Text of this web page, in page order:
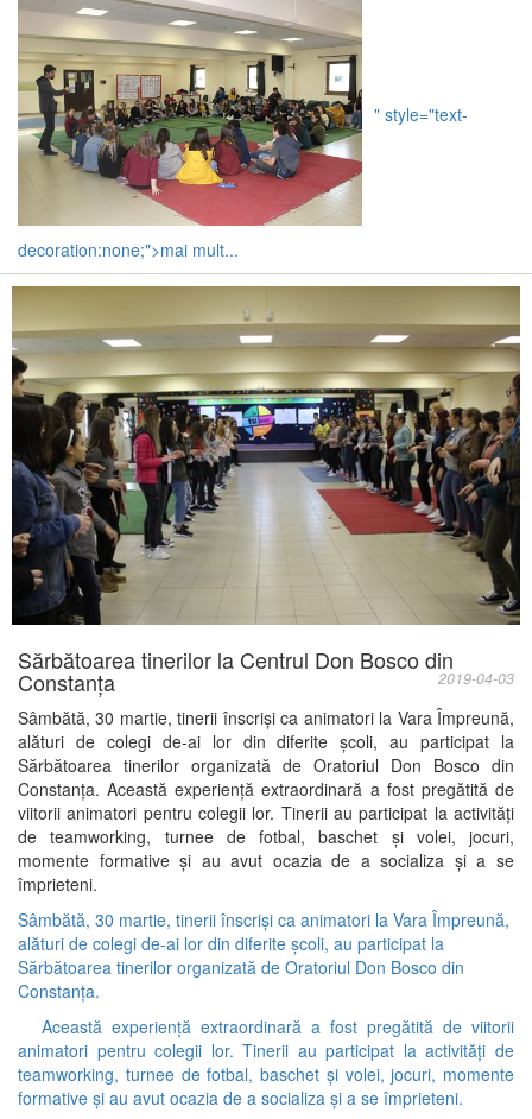
" style="text-
decoration:none;">mai mult...
Sărbătoarea tinerilor la Centrul Don Bosco din
Constanța 2019-04-03
Sâmbătă, 30 martie, tinerii înscriși ca animatori la Vara Împreună,
alături de colegi de-ai lor din diferite școli, au participat la
Sărbătoarea tinerilor organizată de Oratoriul Don Bosco din
Constanța. Această experiență extraordinară a fost pregătită de
viitorii animatori pentru colegii lor. Tinerii au participat la activități
de teamworking, turnee de fotbal, baschet și volei, jocuri,
momente formative și au avut ocazia de a socializa și a se
împrieteni.
Sâmbătă, 30 martie, tinerii înscriși ca animatori la Vara Împreună,
alături de colegi de-ai lor din diferite școli, au participat la
Sărbătoarea tinerilor organizată de Oratoriul Don Bosco din
Constanța.
Această experiență extraordinară a fost pregătită de viitorii
animatori pentru colegii lor. Tinerii au participat la activități de
teamworking, turnee de fotbal, baschet și volei, jocuri, momente
formative și au avut ocazia de a socializa și a se împrieteni.